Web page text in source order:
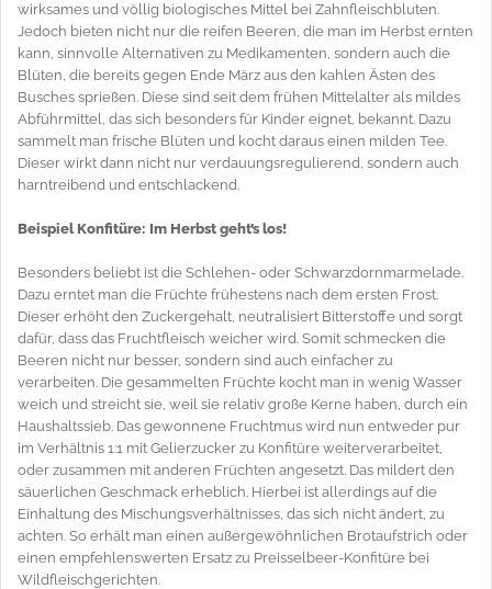
wirksames und völlig biologisches Mittel bei Zahnfleischbluten.
Jedoch bieten nicht nur die reifen Beeren, die man im Herbst ernten
kann, sinnvolle Alternativen zu Medikamenten, sondern auch die
Blüten, die bereits gegen Ende März aus den kahlen Ästen des
Busches sprießen. Diese sind seit dem frühen Mittelalter als mildes
Abführmittel, das sich besonders für Kinder eignet, bekannt. Dazu
sammelt man frische Blüten und kocht daraus einen milden Tee.
Dieser wirkt dann nicht nur verdauungsregulierend, sondern auch
harntreibend und entschlackend.
Beispiel Konfitüre: Im Herbst geht’s los!
Besonders beliebt ist die Schlehen- oder Schwarzdornmarmelade.
Dazu erntet man die Früchte frühestens nach dem ersten Frost.
Dieser erhöht den Zuckergehalt, neutralisiert Bitterstoffe und sorgt
dafür, dass das Fruchtfleisch weicher wird. Somit schmecken die
Beeren nicht nur besser, sondern sind auch einfacher zu
verarbeiten. Die gesammelten Früchte kocht man in wenig Wasser
weich und streicht sie, weil sie relativ große Kerne haben, durch ein
Haushaltssieb. Das gewonnene Fruchtmus wird nun entweder pur
im Verhältnis 1:1 mit Gelierzucker zu Konfitüre weiterverarbeitet,
oder zusammen mit anderen Früchten angesetzt. Das mildert den
säuerlichen Geschmack erheblich. Hierbei ist allerdings auf die
Einhaltung des Mischungsverhältnisses, das sich nicht ändert, zu
achten. So erhält man einen außergewöhnlichen Brotaufstrich oder
einen empfehlenswerten Ersatz zu Preisselbeer-Konfitüre bei
Wildfleischgerichten.